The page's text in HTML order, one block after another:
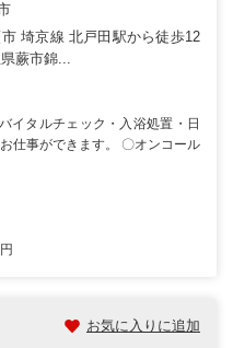
埼京線 北戸田駅から徒歩12
蕨市錦...
イタルチェック・入浴処置・日
仕事ができます。 〇オンコール
お気に入りに追加